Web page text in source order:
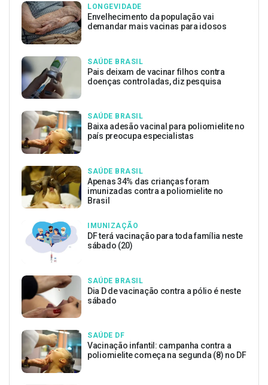
LONGEVIDADE
Envelhecimento da população vai
demandar mais vacinas para idosos
SAÚDE BRASIL
Pais deixam de vacinar filhos contra
doenças controladas, diz pesquisa
SAÚDE BRASIL
Baixa adesão vacinal para poliomielite no
país preocupa especialistas
SAÚDE BRASIL
Apenas 34% das crianças foram
imunizadas contra a poliomielite no
Brasil
IMUNIZAÇÃO
DF terá vacinação para toda família neste
sábado (20)
SAÚDE BRASIL
Dia D de vacinação contra a pólio é neste
sábado
SAÚDE DF
Vacinação infantil: campanha contra a
poliomielite começa na segunda (8) no DF